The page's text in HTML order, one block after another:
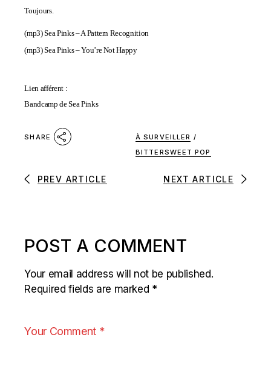
Toujours.
(mp3)Sea Pinks – A Pattern Recognition
(mp3)Sea Pinks – You’re Not Happy
Lien afférent :
Bandcamp de Sea Pinks
SHARE À SURVEILLER /
BITTERSWEET POP
PREV ARTICLE NEXT ARTICLE
POST A COMMENT
Your email address will not be published.
Required fields are marked *